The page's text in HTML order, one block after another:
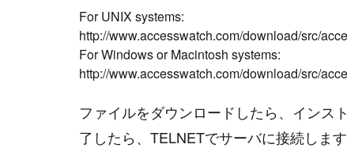
For UNIX systems:
http://www.accesswatch.com/download/src/
For Windows or Macintosh systems:
ファイルをダウンロードしたら、インス
了したら、TELNETでサーバに接続します